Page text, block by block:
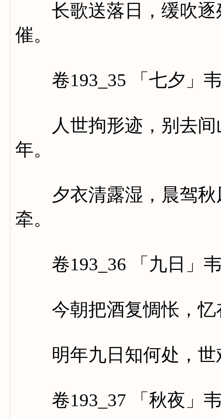
长歌送落日，缓吹逐
催。
卷193_35 「七夕」
人世拘形迹，别去间
年。
夕衣清露湿，晨驾秋
牵。
卷193_36 「九日」
今朝把酒复惆怅，忆
明年九日知何处，世
卷193_37 「秋夜」